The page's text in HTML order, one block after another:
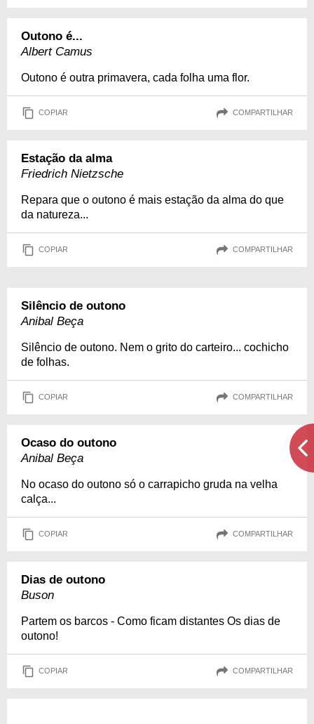
Outono é...
Albert Camus
Outono é outra primavera, cada folha uma flor.
COPIAR COMPARTILHAR
Estação da alma
Friedrich Nietzsche
Repara que o outono é mais estação da alma do que
da natureza...
COPIAR COMPARTILHAR
Silêncio de outono
Anibal Beça
Silêncio de outono. Nem o grito do carteiro... cochicho
de folhas.
COPIAR COMPARTILHAR
Ocaso do outono
Anibal Beça
No ocaso do outono só o carrapicho gruda na velha
calça...
COPIAR COMPARTILHAR
Dias de outono
Buson
Partem os barcos - Como ficam distantes Os dias de
outono!
COPIAR COMPARTILHAR